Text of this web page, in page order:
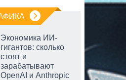
Экономика ИИ-
гигантов: сколько
стоят и
зарабатывают
OpenAI и Anthropic